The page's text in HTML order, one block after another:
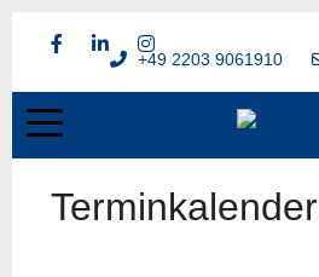
+49 2203 9061910
Terminkalender